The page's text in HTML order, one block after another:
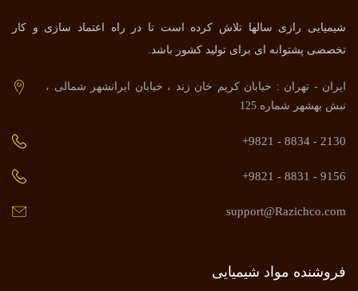
شیمیایی رازی سالها تلاش کرده است تا در راه اعتماد سازی و کار
تخصصی پشتوانه ای برای تولید کشور باشد.
ایران - تهران : خیابان کریم خان زند ، خیابان ایرانشهر شمالی ،
نبش بهشهر شماره 125
2130 - 8834 - 9821+
9156 - 8831 - 9821+
support@Razichco.com
فروشنده مواد شیمیایی